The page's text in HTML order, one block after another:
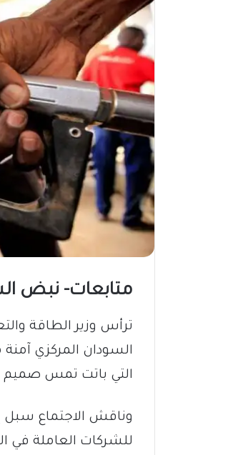
متابعات- نبض
​ترأس وزير الطاقة
السودان المركزي
التي باتت تمس صميم
وناقش الاجتماع سبل
للشركات العاملة في